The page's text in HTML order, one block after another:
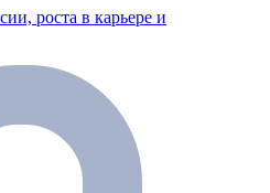
роста в карьере и